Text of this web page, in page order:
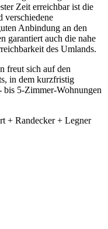
Zeit erreichbar ist die
verschiedene
Anbindung an den
garantiert auch die nahe
des Umlands.
freut sich auf den
in dem kurzfristig
bis 5-Zimmer-Wohnungen
+ Randecker + Legner